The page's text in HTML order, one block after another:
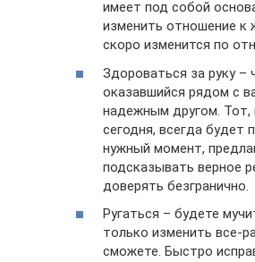
имеет под собой
изменить отношение к
скоро изменится по
Здороваться за руку –
оказавшийся рядом с
надежным другом. Тот,
сегодня, всегда будет
нужный момент,
подсказывать верное
доверять безгранично.
Ругаться – будете
только изменить все-
сможете. Быстро